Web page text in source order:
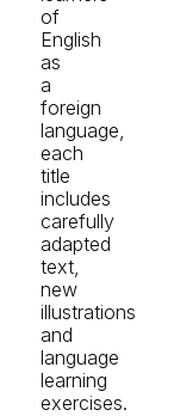
of
English
as
a
foreign
language,
each
title
includes
carefully
adapted
text,
new
illustrations
and
language
learning
exercises.